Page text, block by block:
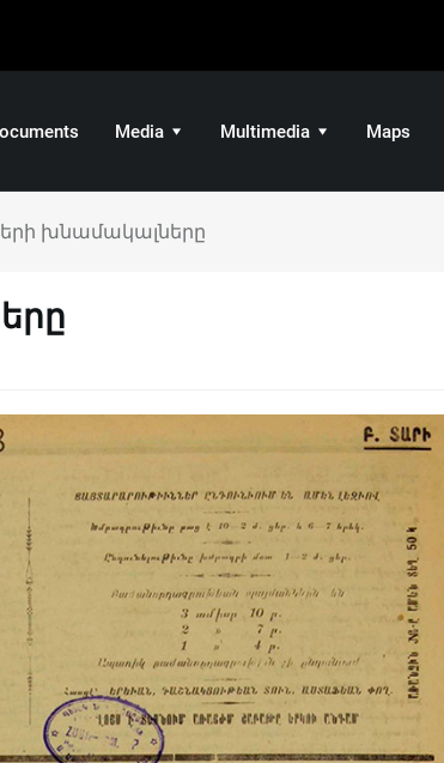
Media Multimedia Maps
խնամակալները